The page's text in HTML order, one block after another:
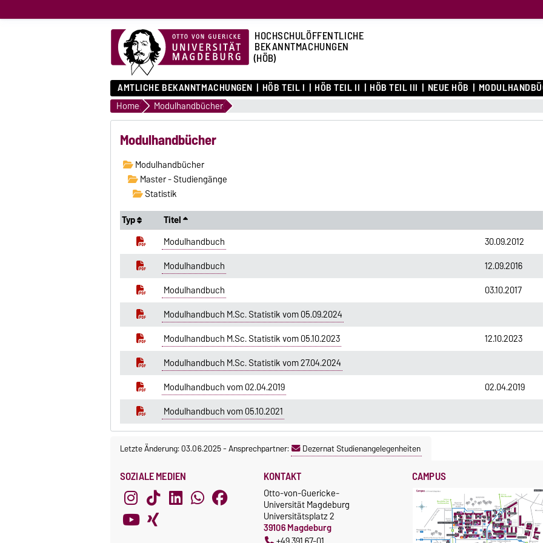
HOCHSCHULÖFFENTLICHE
BEKANNTMACHUNGEN
(HÖB)
AMTLICHE BEKANNTMACHUNGEN HÖB TEIL I HÖB TEIL II HÖB TEIL III NEUE HÖB
Home Modulhandbücher
Modulhandbücher
Modulhandbücher
Master - Studiengänge
Statistik
Typ
Titel
Modulhandbuch
30.09.2012
Modulhandbuch
12.09.2016
Modulhandbuch
03.10.2017
Modulhandbuch M.Sc. Statistik vom 05.09.2024
Modulhandbuch M.Sc. Statistik vom 05.10.2023
12.10.2023
Modulhandbuch M.Sc. Statistik vom 27.04.2024
Modulhandbuch vom 02.04.2019
02.04.2019
Modulhandbuch vom 05.10.2021
Letzte Änderung: 03.06.2025-Ansprechpartner: Dezernat Studienangelegenheiten
SOZIALE MEDIEN KONTAKT
Otto-von-Guericke-
Universität Magdeburg
Universitätsplatz 2
39106 Magdeburg
CAMPUS